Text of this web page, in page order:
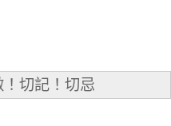
切記！切忌